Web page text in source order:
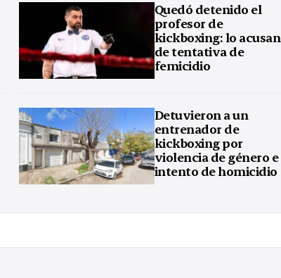
Quedó detenido el
profesor de
kickboxing: lo acusan
de tentativa de
femicidio
Detuvieron a un
entrenador de
kickboxing por
violencia de género e
intento de homicidio